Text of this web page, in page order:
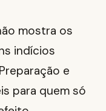
mostra os
indícios
e
para quem só